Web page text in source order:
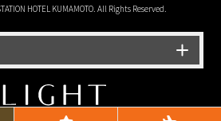
HOTEL KUMAMOTO. All Rights Reserved.